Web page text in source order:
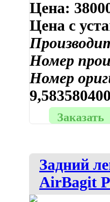
Цена:
Цена с
Номер
Номер
Заказать
Задний
AirBagit